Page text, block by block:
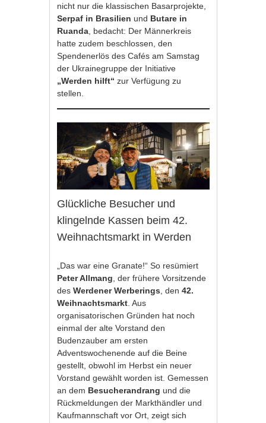
nicht nur die klassischen Basarprojekte,
Serpaf in Brasilien und Butare in
Ruanda , bedacht: Der Männerkreis
hatte zudem beschlossen, den
Spendenerlös des Cafés am Samstag
der Ukrainegruppe der Initiative
„Werden hilft“ zur Verfügung zu
stellen.
Glückliche Besucher und
klingelnde Kassen beim 42.
Weihnachtsmarkt in Werden
„Das war eine Granate!“ So resümiert
Peter Allmang, der frühere Vorsitzende
desWerdener Werberings, den42.
Weihnachtsmarkt. Aus
organisatorischen Gründen hat noch
einmal der alte Vorstand den
Budenzauber am ersten
Adventswochenende auf die Beine
gestellt, obwohl im Herbst ein neuer
Vorstand gewählt worden ist. Gemessen
an dem Besucherandrang und die
Rückmeldungen der Markthändler und
Kaufmannschaft vor Ort, zeigt sich